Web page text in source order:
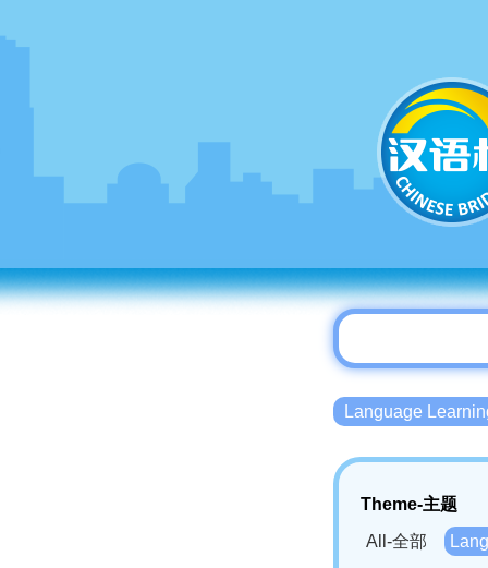
Language
Theme-主题
All-全部